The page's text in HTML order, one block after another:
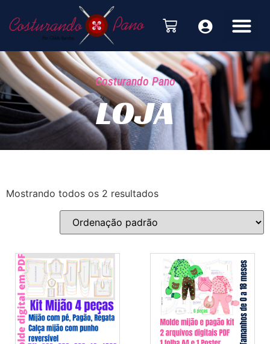
Costurando Pano
LOJA
Mostrando todos os 2 resultados